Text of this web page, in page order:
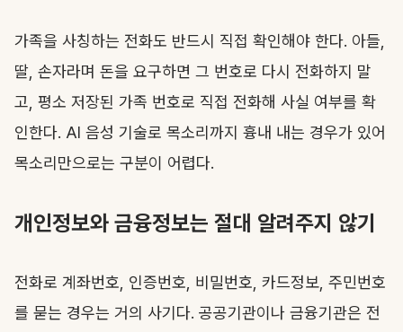
가족을 사칭하는 전화도 반드시 직접 확인해야 한다. 아들,
딸, 손자라며 돈을 요구하면 그 번호로 다시 전화하지 말
고, 평소 저장된 가족 번호로 직접 전화해 사실 여부를 확
인한다. AI 음성 기술로 목소리까지 흉내 내는 경우가 있어
목소리만으로는 구분이 어렵다.
개인정보와 금융정보는 절대 알려주지 않기
전화로 계좌번호, 인증번호, 비밀번호, 카드정보, 주민번호
를 묻는 경우는 거의 사기다. 공공기관이나 금융기관은 전